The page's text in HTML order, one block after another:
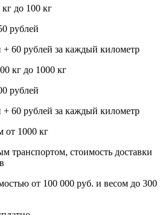
кг до 100 кг
рублей
60 рублей за каждый километр
кг до 1000 кг
рублей
60 рублей за каждый километр
от 1000 кг
транспортом, стоимость доставки
от 100 000 руб. и весом до 300